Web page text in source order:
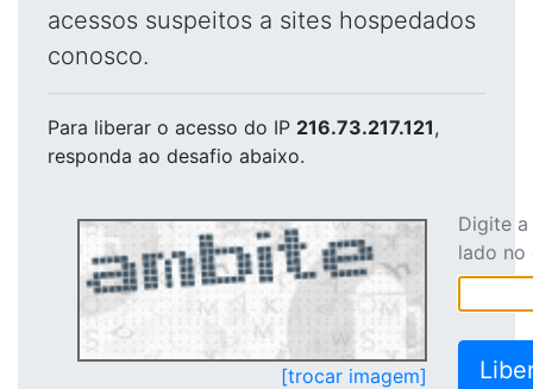
acessos suspeitos a sites hospedados
conosco.
Para liberar o acesso do IP 216.73.217.121,
responda ao desafio abaixo.
[trocar imagem]
Digite
lado no